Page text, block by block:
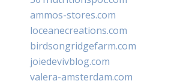
ammos-stores.com
loceanecreations.com
birdsongridgefarm.com
joiedevivblog.com
valera-amsterdam.com